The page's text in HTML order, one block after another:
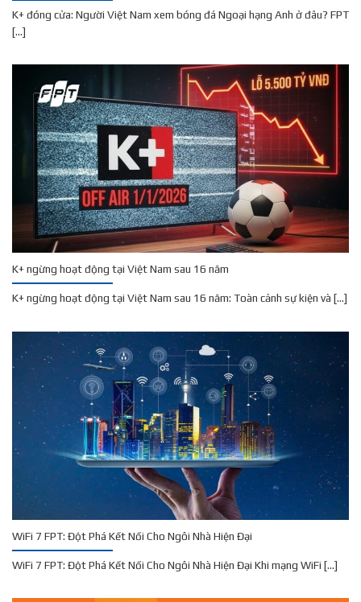
K+ đóng cửa: Người Việt Nam xem bóng đá Ngoại hạng Anh ở đâu? FPT
[...]
K+ ngừng hoạt động tại Việt Nam sau 16 năm
K+ ngừng hoạt động tại Việt Nam sau 16 năm: Toàn cảnh sự kiện và [...]
WiFi 7 FPT: Đột Phá Kết Nối Cho Ngôi Nhà Hiện Đại
WiFi 7 FPT: Đột Phá Kết Nối Cho Ngôi Nhà Hiện Đại Khi mạng WiFi [...]